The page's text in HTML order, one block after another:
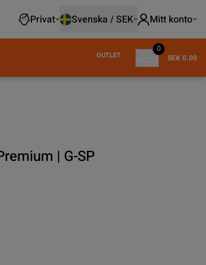
Privat
Svenska / SEK Mitt konto
OUTLET
0
SEK 0.00
| G-SP